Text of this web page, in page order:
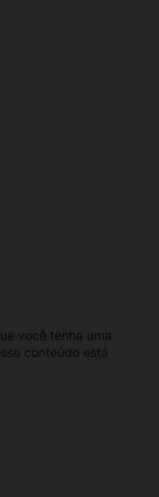
você tenha uma
conteúdo está